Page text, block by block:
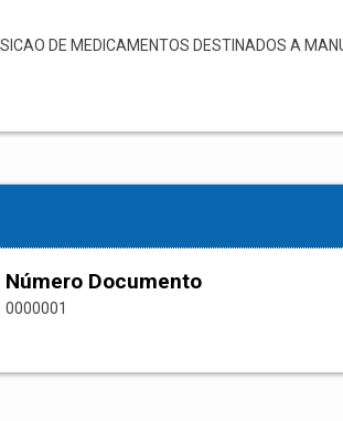
DE MEDICAMENTOS DESTINADOS A
Número Documento
0000001